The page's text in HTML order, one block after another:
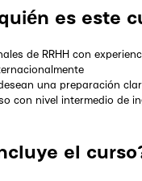
es este
de RRHH con
una preparación
con nivel intermedio de
el